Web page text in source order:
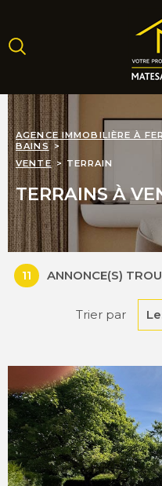
la
recherche
menu
principal
contenu
AGENCE IMMOBILIÈRE À
BAINS
VENTE
TERRAIN
TERRAINS À
11 ANNONCE(S)
Trier par